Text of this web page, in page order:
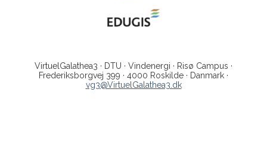
VirtuelGalathea3 · DTU · Vindenergi · Risø Campus ·
Frederiksborgvej 399 · 4000 Roskilde · Danmark ·
vg3@VirtuelGalathea3.dk